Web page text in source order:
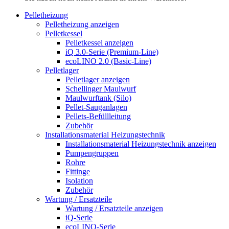
Pelletheizung
Pelletheizung anzeigen
Pelletkessel
Pelletkessel anzeigen
iQ 3.0-Serie (Premium-Line)
ecoLINO 2.0 (Basic-Line)
Pelletlager
Pelletlager anzeigen
Schellinger Maulwurf
Maulwurftank (Silo)
Pellet-Sauganlagen
Pellets-Befüllleitung
Zubehör
Installationsmaterial Heizungstechnik
Installationsmaterial Heizungstechnik anzeigen
Pumpengruppen
Rohre
Fittinge
Isolation
Zubehör
Wartung / Ersatzteile
Wartung / Ersatzteile anzeigen
iQ-Serie
ecoLINO-Serie